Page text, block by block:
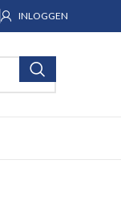
INLOGGEN